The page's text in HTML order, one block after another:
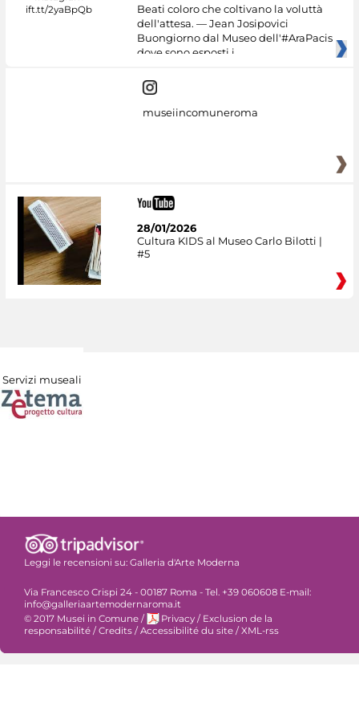
Beati coloro che coltivano la voluttà
dell'attesa. — Jean Josipovici
Buongiorno dal Museo dell'#AraPacis
dove sono esposti i
museiincomuneroma
28/01/2026
Cultura KIDS al Museo Carlo Bilotti |
#5
Servizi museali
Leggi le recensioni su: Galleria d'Arte Moderna
Via Francesco Crispi 24 - 00187 Roma - Tel. +39 060608 E-mail:
info@galleriaartemodernaroma.it
© 2017 Musei in Comune / Privacy / Exclusion de la
responsabilité / Credits / Accessibilité du site / XML-rss